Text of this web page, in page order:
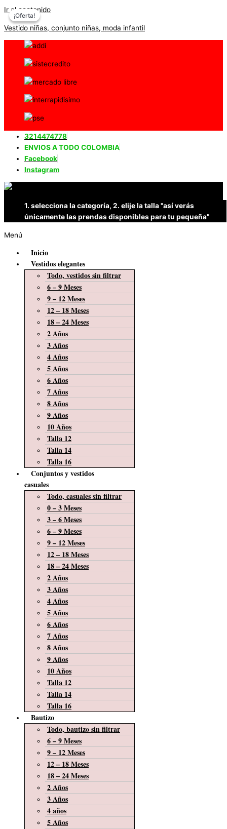
Ir al contenido
Vestido niñas, conjunto niñas, moda infantil
3214474778
ENVIOS A TODO COLOMBIA
Facebook
Instagram
1. selecciona la categoría, 2. elije la talla "así verás
únicamente las prendas disponibles para tu pequeña"
Menú
Inicio
Vestidos elegantes
Todo, vestidos sin filtrar
6 – 9 Meses
9 – 12 Meses
12 – 18 Meses
18 – 24 Meses
2 Años
3 Años
4 Años
5 Años
6 Años
7 Años
8 Años
9 Años
10 Años
Talla 12
Talla 14
Talla 16
Conjuntos y vestidos
casuales
Todo, casuales sin filtrar
0 – 3 Meses
3 – 6 Meses
6 – 9 Meses
9 – 12 Meses
12 – 18 Meses
18 – 24 Meses
2 Años
3 Años
4 Años
5 Años
6 Años
7 Años
8 Años
9 Años
10 Años
Talla 12
Talla 14
Talla 16
Bautizo
Todo, bautizo sin filtrar
6 – 9 Meses
9 – 12 Meses
12 – 18 Meses
18 – 24 Meses
2 Años
3 Años
4 años
5 Años
¡Oferta!
¡Oferta!